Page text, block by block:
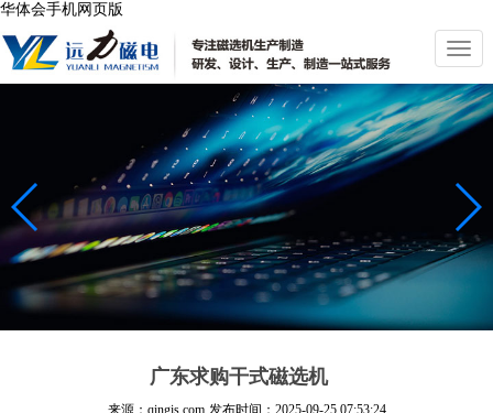
华体会手机网页版
切
换
导
航
广东求购干式磁选机